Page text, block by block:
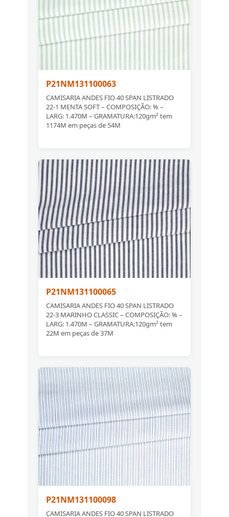
P21NM131100063
CAMISARIA ANDES FIO 40 SPAN LISTRADO
22-1 MENTA SOFT – COMPOSIÇÃO: % –
LARG: 1.470M – GRAMATURA:120gm² tem
1174M em peças de 54M
P21NM131100065
CAMISARIA ANDES FIO 40 SPAN LISTRADO
22-3 MARINHO CLASSIC – COMPOSIÇÃO: % –
LARG: 1.470M – GRAMATURA:120gm² tem
22M em peças de 37M
P21NM131100098
CAMISARIA ANDES FIO 40 SPAN LISTRADO